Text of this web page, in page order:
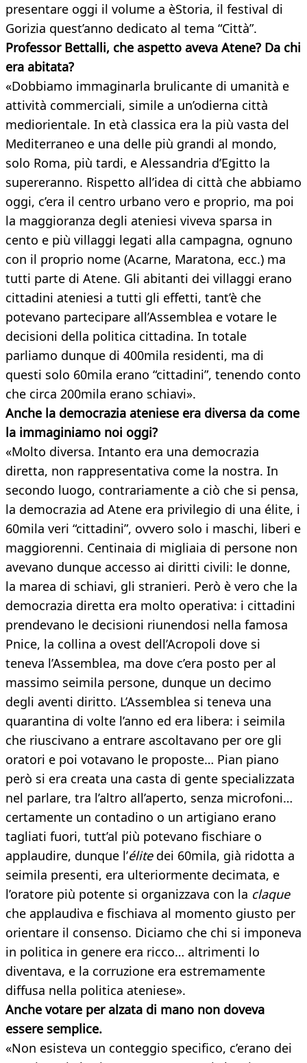
presentare oggi il volume a èStoria, il festival di
Gorizia quest’anno dedicato al tema “Città”.
Professor Bettalli, che aspetto aveva Atene? Da chi
era abitata?
«Dobbiamo immaginarla brulicante di umanità e
attività commerciali, simile a un’odierna città
mediorientale. In età classica era la più vasta del
Mediterraneo e una delle più grandi al mondo,
solo Roma, più tardi, e Alessandria d’Egitto la
supereranno. Rispetto all’idea di città che abbiamo
oggi, c’era il centro urbano vero e proprio, ma poi
la maggioranza degli ateniesi viveva sparsa in
cento e più villaggi legati alla campagna, ognuno
con il proprio nome (Acarne, Maratona, ecc.) ma
tutti parte di Atene. Gli abitanti dei villaggi erano
cittadini ateniesi a tutti gli effetti, tant’è che
potevano partecipare all’Assemblea e votare le
decisioni della politica cittadina. In totale
parliamo dunque di 400mila residenti, ma di
questi solo 60mila erano “cittadini”, tenendo conto
che circa 200mila erano schiavi».
Anche la democrazia ateniese era diversa da come
la immaginiamo noi oggi?
«Molto diversa. Intanto era una democrazia
diretta, non rappresentativa come la nostra. In
secondo luogo, contrariamente a ciò che si pensa,
la democrazia ad Atene era privilegio di una élite, i
60mila veri “cittadini”, ovvero solo i maschi, liberi e
maggiorenni. Centinaia di migliaia di persone non
avevano dunque accesso ai diritti civili: le donne,
la marea di schiavi, gli stranieri. Però è vero che la
democrazia diretta era molto operativa: i cittadini
prendevano le decisioni riunendosi nella famosa
Pnice, la collina a ovest dell’Acropoli dove si
teneva l’Assemblea, ma dove c’era posto per al
massimo seimila persone, dunque un decimo
degli aventi diritto. L’Assemblea si teneva una
quarantina di volte l’anno ed era libera: i seimila
che riuscivano a entrare ascoltavano per ore gli
oratori e poi votavano le proposte… Pian piano
però si era creata una casta di gente specializzata
nel parlare, tra l’altro all’aperto, senza microfoni…
certamente un contadino o un artigiano erano
tagliati fuori, tutt’al più potevano fischiare o
applaudire, dunque l’élitedei 60mila, già ridotta a
seimila presenti, era ulteriormente decimata, e
l’oratore più potente si organizzava con la claque
che applaudiva e fischiava al momento giusto per
orientare il consenso. Diciamo che chi si imponeva
in politica in genere era ricco… altrimenti lo
diventava, e la corruzione era estremamente
diffusa nella politica ateniese».
Anche votare per alzata di mano non doveva
essere semplice.
«Non esisteva un conteggio specifico, c’erano dei